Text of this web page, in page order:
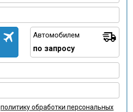
Автомобилем
по запросу
политику обработки персональных